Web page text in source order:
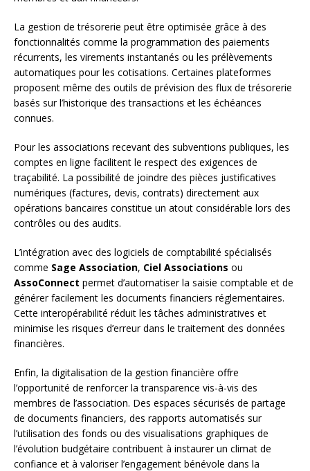
La gestion de trésorerie peut être optimisée grâce à des
fonctionnalités comme la programmation des paiements
récurrents, les virements instantanés ou les prélèvements
automatiques pour les cotisations. Certaines plateformes
proposent même des outils de prévision des flux de trésorerie
basés sur l’historique des transactions et les échéances
connues.
Pour les associations recevant des subventions publiques, les
comptes en ligne facilitent le respect des exigences de
traçabilité. La possibilité de joindre des pièces justificatives
numériques (factures, devis, contrats) directement aux
opérations bancaires constitue un atout considérable lors des
contrôles ou des audits.
L’intégration avec des logiciels de comptabilité spécialisés
comme Sage Association, Ciel Associations ou
AssoConnect permet d’automatiser la saisie comptable et de
générer facilement les documents financiers réglementaires.
Cette interopérabilité réduit les tâches administratives et
minimise les risques d’erreur dans le traitement des données
financières.
Enfin, la digitalisation de la gestion financière offre
l’opportunité de renforcer la transparence vis-à-vis des
membres de l’association. Des espaces sécurisés de partage
de documents financiers, des rapports automatisés sur
l’utilisation des fonds ou des visualisations graphiques de
l’évolution budgétaire contribuent à instaurer un climat de
confiance et à valoriser l’engagement bénévole dans la